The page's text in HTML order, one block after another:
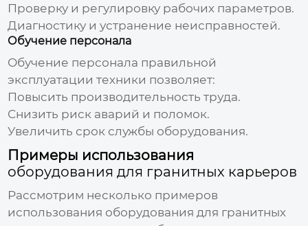
Проверку и регулировку рабочих параметров.
Диагностику и устранение неисправностей.
Обучение персонала
Обучение персонала правильной
эксплуатации техники позволяет:
Повысить производительность труда.
Снизить риск аварий и поломок.
Увеличить срок службы оборудования.
Примеры использования
оборудования для гранитных карьеров
Рассмотрим несколько примеров
использования оборудования для гранитных